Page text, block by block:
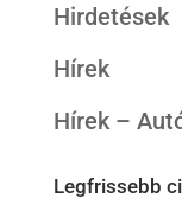
Hirdetések
Hírek
Hírek –
Legfrissebb